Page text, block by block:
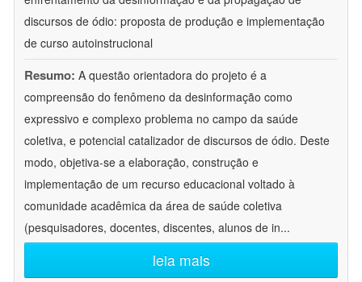
discursos de ódio: proposta de produção e implementação
de curso autoinstrucional
Resumo: A questão orientadora do projeto é a
compreensão do fenômeno da desinformação como
expressivo e complexo problema no campo da saúde
coletiva, e potencial catalizador de discursos de ódio. Deste
modo, objetiva-se a elaboração, construção e
implementação de um recurso educacional voltado à
comunidade acadêmica da área de saúde coletiva
(pesquisadores, docentes, discentes, alunos de in...
leia mais